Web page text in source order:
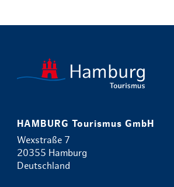
HAMBURG Tourismus GmbH
Wexstraße 7
20355 Hamburg
Deutschland